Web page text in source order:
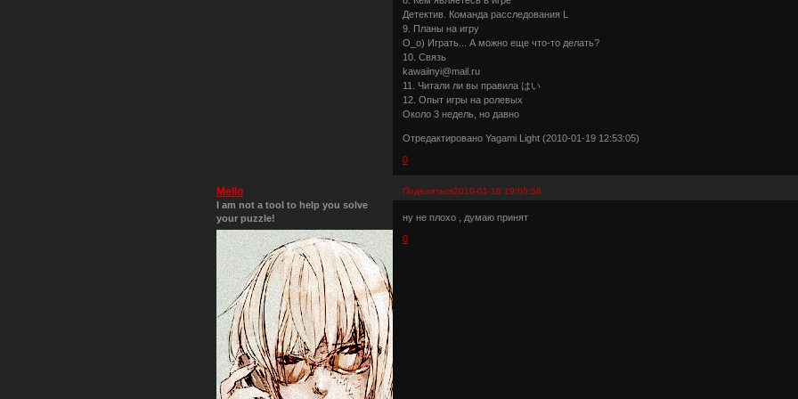
Детектив. Команда расследования L
9. Планы на игру
О_о) Играть... А можно еще что-то делать?
10. Связь
kawaiinyi@mail.ru
11. Читали ли вы правила はい
12. Опыт игры на ролевых
Около 3 недель, но давно
Отредактировано Yagami Light (2010-01-19 12:53:05)
0
Поделиться2010-01-18 19:05:58
Mello
I am not a tool to help you solve
your puzzle!
ну не плохо , думаю принят
0